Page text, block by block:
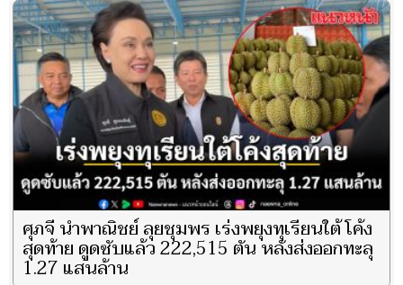
ศุภจี นำพาณิชย์ ลุยชุมพร เร่งพยุงทุเรียนใต้ โค้ง
สุดท้าย ดูดซับแล้ว 222,515 ตัน หลังส่งออกทะลุ
1.27 แสนล้าน